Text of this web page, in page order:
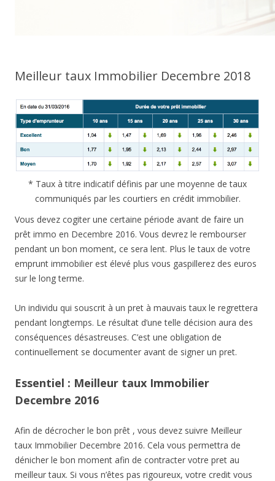
Meilleur taux Immobilier Decembre 2018
* Taux à titre indicatif définis par une moyenne de taux
communiqués par les courtiers en crédit immobilier.
Vous devez cogiter une certaine période avant de faire un
prêt immo en Decembre 2016. Vous devrez le rembourser
pendant un bon moment, ce sera lent. Plus le taux de votre
emprunt immobilier est élevé plus vous gaspillerez des euros
sur le long terme.
Un individu qui souscrit à un pret à mauvais taux le regrettera
pendant longtemps. Le résultat d’une telle décision aura des
conséquences désastreuses. C’est une obligation de
continuellement se documenter avant de signer un pret.
Essentiel : Meilleur taux Immobilier
Decembre 2016
Afin de décrocher le bon prêt , vous devez suivre Meilleur
taux Immobilier Decembre 2016. Cela vous permettra de
dénicher le bon moment afin de contracter votre pret au
meilleur taux. Si vous n’êtes pas rigoureux, votre credit vous